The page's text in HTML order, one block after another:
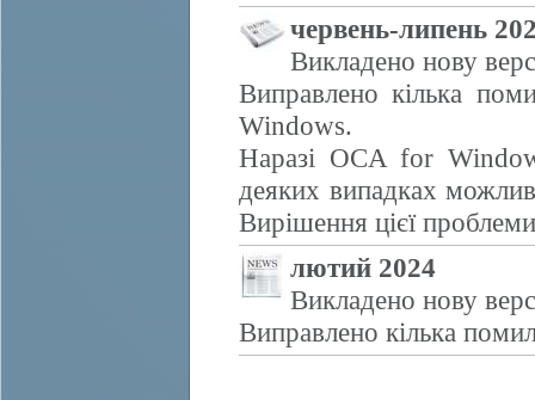
червень-липень
Викладено нову
Виправлено кілька
Windows.
Наразі OCA for
деяких випадках
Вирішення цієї
лютий 2024
Викладено нову
Виправлено кілька